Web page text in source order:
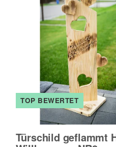
TOP BEWERTET
Türschild geflammt